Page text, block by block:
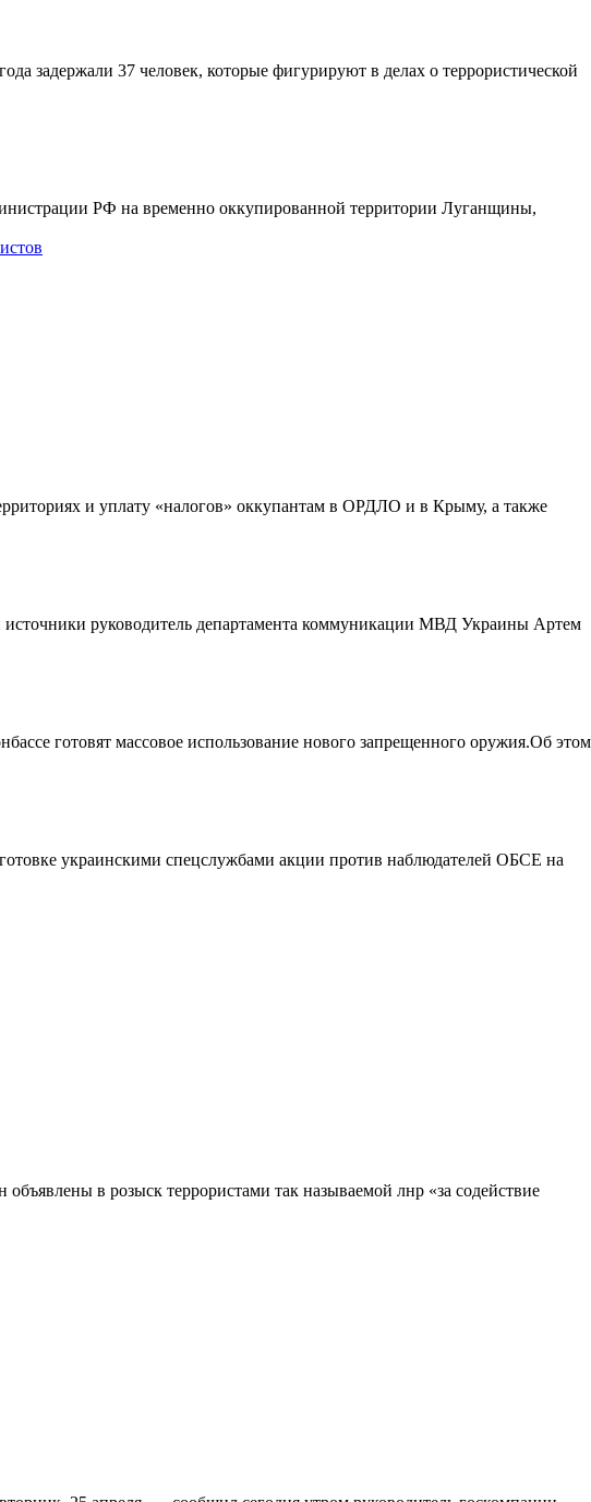
задержали 37 человек, которые фигурируют в делах о террористической
РФ на временно оккупированной территории Луганщины,
и уплату «налогов» оккупантам в ОРДЛО и в Крыму, а также
руководитель департамента коммуникации МВД Украины Артем
готовят массовое использование нового запрещенного оружия.Об этом
украинскими спецслужбами акции против наблюдателей ОБСЕ на
в розыск террористами так называемой лнр «за содействие